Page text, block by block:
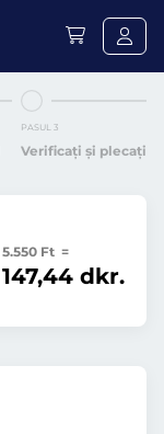
PASUL 3
Verificați și plecați
5.550 Ft =
147,44 dkr.